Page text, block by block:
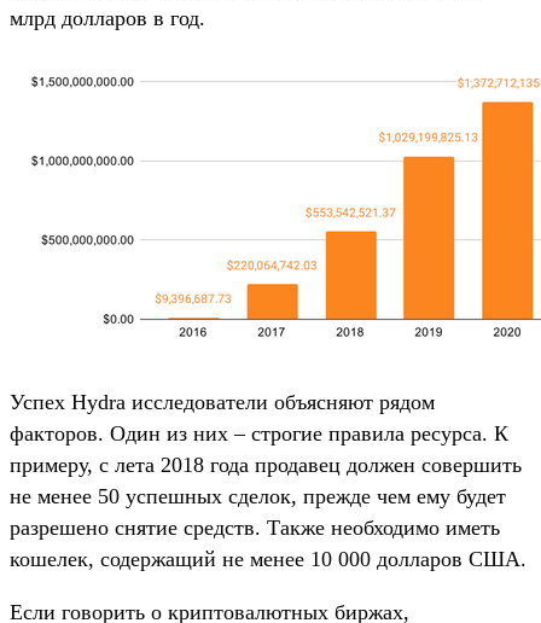
млрд долларов в год.
Успех Hydra исследователи объясняют рядом
факторов. Один из них – строгие правила ресурса. К
примеру, с лета 2018 года продавец должен совершить
не менее 50 успешных сделок, прежде чем ему будет
разрешено снятие средств. Также необходимо иметь
кошелек, содержащий не менее 10 000 долларов США.
Если говорить о криптовалютных биржах,